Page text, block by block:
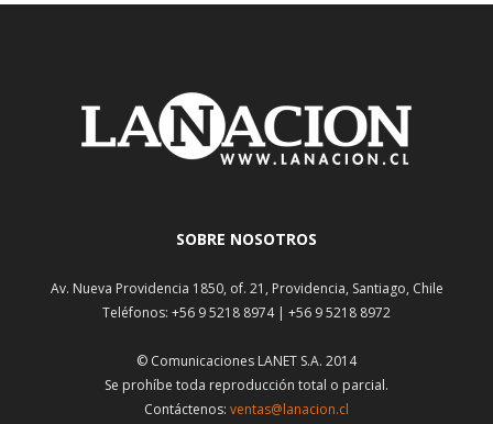
SOBRE NOSOTROS
Av. Nueva Providencia 1850, of. 21, Providencia, Santiago, Chile
Teléfonos: +56 9 5218 8974 | +56 9 5218 8972
© Comunicaciones LANET S.A. 2014
Se prohíbe toda reproducción total o parcial.
Contáctenos: ventas@lanacion.cl